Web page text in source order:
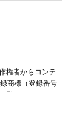
権者からコンテ
商標（登録番号